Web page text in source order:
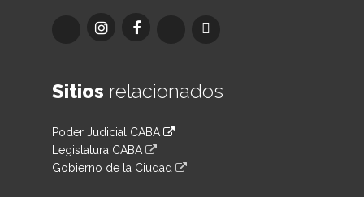
Sitios relacionados
Poder Judicial CABA
Legislatura CABA
Gobierno de la Ciudad